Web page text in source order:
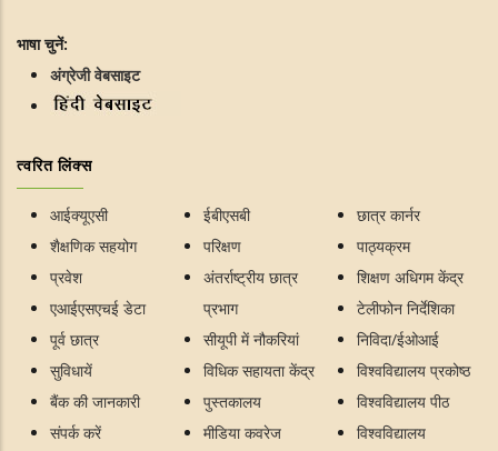
भाषा चुनें:
अंग्रेजी वेबसाइट
त्वरित लिंक्स
आईक्यूएसी
शैक्षणिक सहयोग
प्रवेश
एआईएसएचई डेटा
पूर्व छात्र
सुविधायें
बैंक की जानकारी
संपर्क करें
ईबीएसबी
परिक्षण
अंतर्राष्ट्रीय छात्र
प्रभाग
सीयूपी में नौकरियां
विधिक सहायता केंद्र
पुस्तकालय
मीडिया कवरेज
छात्र कार्नर
पाठ्यक्रम
शिक्षण अधिगम केंद्र
टेलीफोन निर्देशिका
निविदा/ईओआई
विश्वविद्यालय प्रकोष्ठ
विश्वविद्यालय पीठ
विश्वविद्यालय